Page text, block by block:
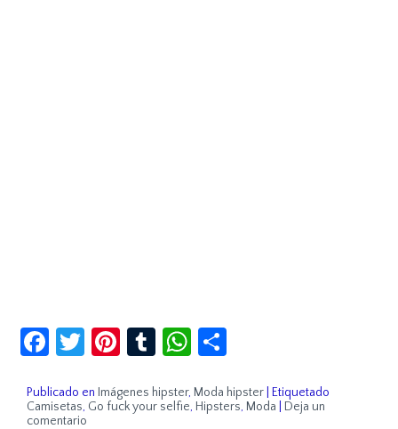
Facebook
Twitter
Pinterest
TumblrWhatsApp
Publicado en Imágenes hipster, Moda hipster
Etiquetado
Camisetas, Go fuck your selfie, Hipsters, Moda
Deja un
comentario